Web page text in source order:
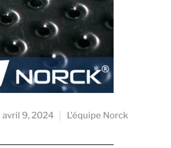
avril 9, 2024 L'équipe Norck